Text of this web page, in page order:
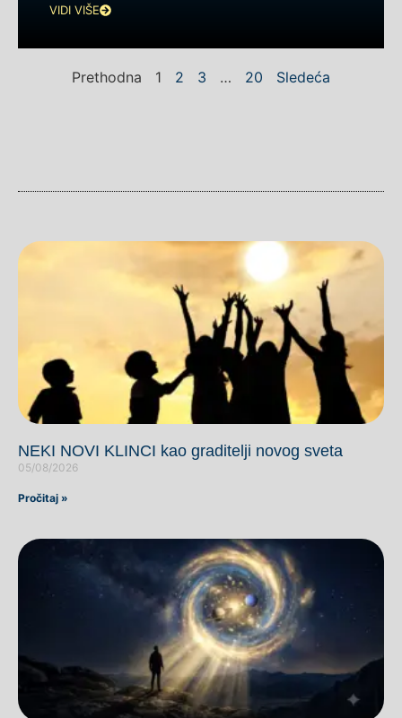
VIDI VIŠE
Prethodna 1 2 3 … 20 Sledeća
NEKI NOVI KLINCI kao graditelji novog sveta
05/08/2026
Pročitaj »